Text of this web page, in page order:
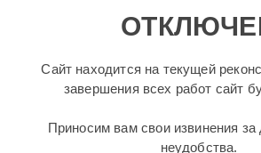
Сайт находится на текущей
завершения всех работ сайт
Приносим вам свои извинения
неудобства.